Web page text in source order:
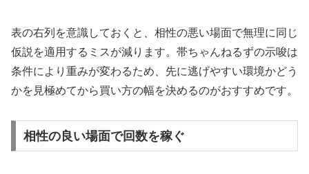
表の右列を意識しておくと、相性の悪い場面で無理に同じ
仮説を適用するミスが減ります。帯ちゃんねるずの示唆は
条件により重みが変わるため、先に逃げやすい環境かどう
かを見極めてから買い方の幅を決めるのがおすすめです。
相性の良い場面で回数を稼ぐ